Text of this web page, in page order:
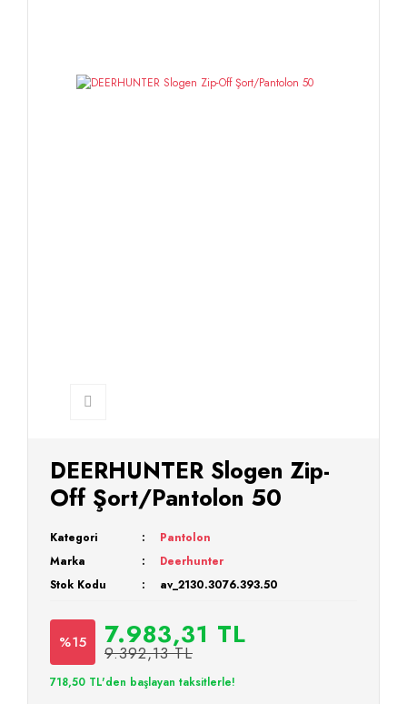
DEERHUNTER Slogen Zip-
Off Şort/Pantolon 50
Kategori
Pantolon
Marka
Deerhunter
Stok Kodu
av_2130.3076.393.50
%15 7.983,31 TL
9.392,13 TL
718,50 TL'den başlayan taksitlerle!